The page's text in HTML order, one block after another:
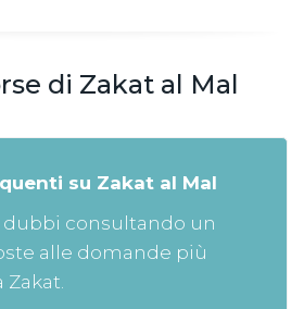
di Zakat al Mal
su Zakat al Mal
dubbi consultando un
alle domande più